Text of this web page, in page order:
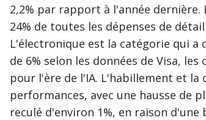
2,2% par rapport à l'année
24% de toutes les dépenses de
L'électronique est la catégorie qui a
de 6% selon les données de Visa,
pour l'ère de l'IA. L'habillement et
performances, avec une hausse de
reculé d'environ 1%, en raison